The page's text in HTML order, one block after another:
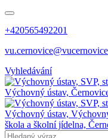
+420565492201
Vyhledávání
Výchovný ústav,
Výchovný ústav,
škola a školní jídelna,